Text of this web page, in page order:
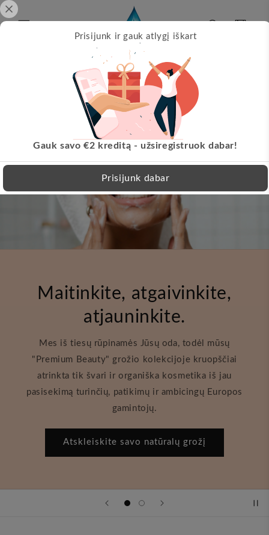
Pereikite
prie
turinio
Nemokamas pristatymas nuo 30 EUR!
Maitinkite, atgaivinkite,
atjauninkite.
Mes iš tiesų rūpinamės Jūsų oda, todėl mūsų
"Premium Beauty" grožio kolekcijoje kruopščiai
atrinkta tik švari ir organiška kosmetika iš jau
pasisekimą turinčių, patikimų ir ambicingų Europos
gamintojų.
Atskleiskite savo natūralų grožį
Prisijunk ir gauk atlygį iškart
Gauk savo €2 kreditą - užsiregistruok dabar!
Prisijunk dabar